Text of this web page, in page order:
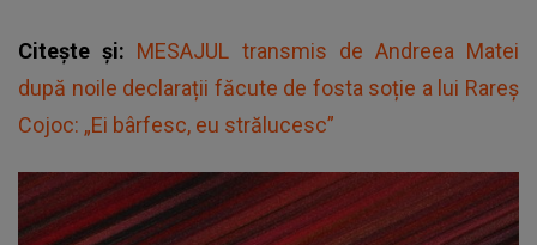
Citește și: MESAJUL transmis de Andreea Matei
după noile declarații făcute de fosta soție a lui Rareș
Cojoc: „Ei bârfesc, eu strălucesc”